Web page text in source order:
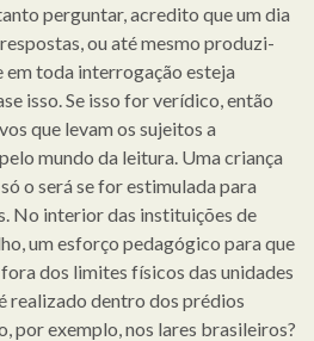
perguntar, acredito que um dia
ou até mesmo produzi-
em toda interrogação esteja
isso. Se isso for verídico, então
que levam os sujeitos a
mundo da leitura. Uma criança
o será se for estimulada para
No interior das instituições de
um esforço pedagógico para que
dos limites físicos das unidades
realizado dentro dos prédios
por exemplo, nos lares brasileiros?